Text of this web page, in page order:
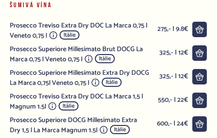
ŠUMIVÁ VÍNA
Prosecco Treviso Extra Dry DOC La Marca 0,75 l
Veneto 0,75 l
Itálie
275,- | 9.8€
Prosecco Superiore Millesimato Brut DOCG La
Marca 0,75 l Veneto 0,75 l
Itálie
325,- | 12€
Prosecco Superiore Millesimato Extra Dry DOCG
La Marca 0,75l Veneto 0,75 l
Itálie
325,- | 12€
Prosecco Treviso Extra Dry DOC La Marca 1,5 l
Magnum 1.5l
Itálie
550,- | 22€
Prosecco Superiore DOCG Millesimato Extra
Dry 1,5 l La Marca Magnum 1.5l
Itálie
600,- | 24€